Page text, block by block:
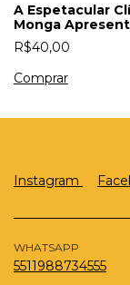
A Espetacular
Monga
Original
R$40,00
Instagram
WHATSAPP
5511988734555